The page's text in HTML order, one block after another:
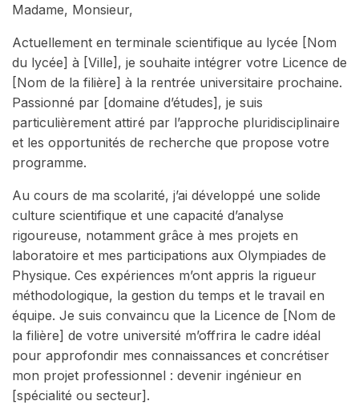
Madame, Monsieur,
Actuellement en terminale scientifique au lycée [Nom
du lycée] à [Ville], je souhaite intégrer votre Licence de
[Nom de la filière] à la rentrée universitaire prochaine.
Passionné par [domaine d’études], je suis
particulièrement attiré par l’approche pluridisciplinaire
et les opportunités de recherche que propose votre
programme.
Au cours de ma scolarité, j’ai développé une solide
culture scientifique et une capacité d’analyse
rigoureuse, notamment grâce à mes projets en
laboratoire et mes participations aux Olympiades de
Physique. Ces expériences m’ont appris la rigueur
méthodologique, la gestion du temps et le travail en
équipe. Je suis convaincu que la Licence de [Nom de
la filière] de votre université m’offrira le cadre idéal
pour approfondir mes connaissances et concrétiser
mon projet professionnel : devenir ingénieur en
[spécialité ou secteur].